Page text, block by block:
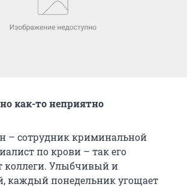
как-то неприятно
– сотрудник криминальной
по крови – так его
коллеги. Улыбчивый и
каждый понедельник угощает